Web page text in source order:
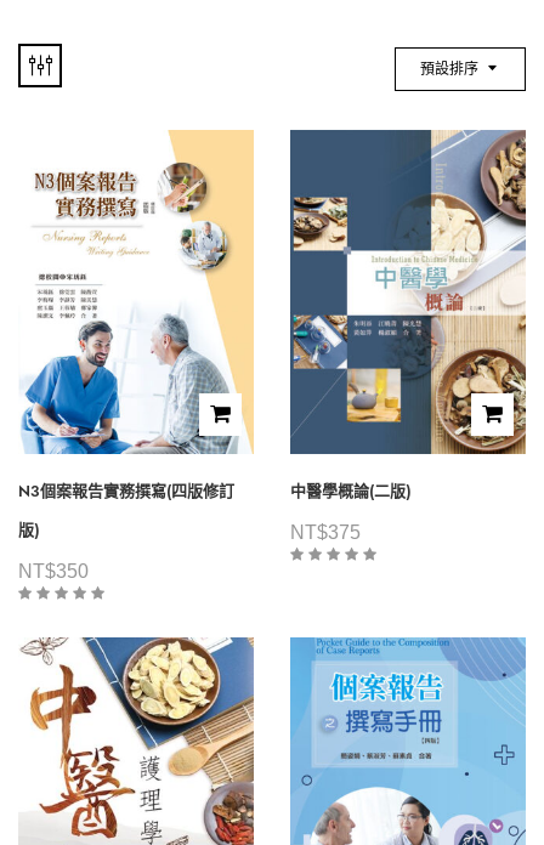
預設排序
N3個案報告實務撰寫(四版修訂
版)
NT$350
中醫學概論(二版)
NT$375